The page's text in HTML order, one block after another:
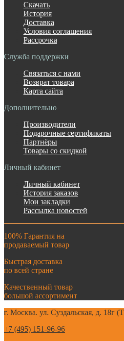
Скачать
История
Доставка
Условия соглашения
Рассрочка
Служба поддержки
Связаться с нами
Возврат товара
Карта сайта
Дополнительно
Производители
Подарочные сертификаты
Партнёры
Товары со скидкой
Личный кабинет
Личный кабинет
История заказов
Мои закладки
Рассылка новостей
100% Гарантия на
продаваемый товар
Быстрая доставка
по всей стране
Качественный товар
большой ассортимент
г. Москва. ул. Суздальская, д. 18г
+7 (495) 151-96-96